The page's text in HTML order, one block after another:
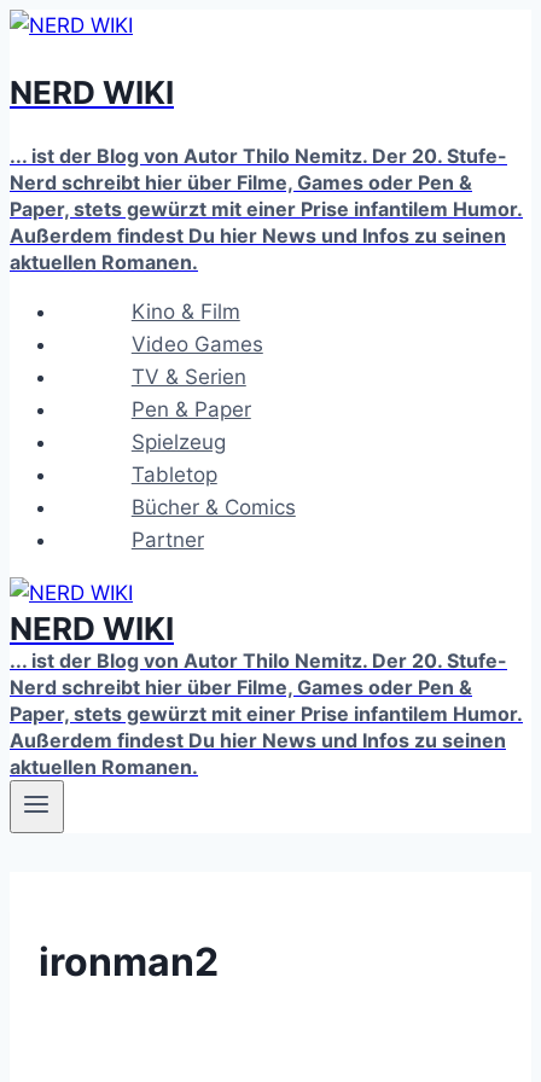
Zum
springen
NERD WIKI
... ist der Blog von Autor Thilo Nemitz. Der 20. Stufe-
Nerd schreibt hier über Filme, Games oder Pen &
Paper, stets gewürzt mit einer Prise infantilem Humor.
Außerdem findest Du hier News und Infos zu seinen
aktuellen Romanen.
Kino & Film
Video Games
TV & Serien
Pen & Paper
Spielzeug
Tabletop
Bücher & Comics
Partner
NERD WIKI
... ist der Blog von Autor Thilo Nemitz. Der 20. Stufe-
Nerd schreibt hier über Filme, Games oder Pen &
Paper, stets gewürzt mit einer Prise infantilem Humor.
Außerdem findest Du hier News und Infos zu seinen
aktuellen Romanen.
ironman2